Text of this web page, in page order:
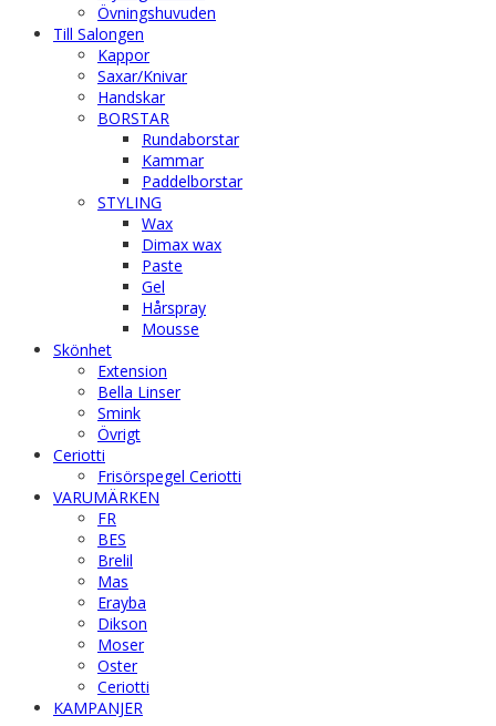
Övningshuvuden
Till Salongen
Kappor
Saxar/Knivar
Handskar
BORSTAR
Rundaborstar
Kammar
Paddelborstar
STYLING
Wax
Dimax wax
Paste
Gel
Hårspray
Mousse
Skönhet
Extension
Bella Linser
Smink
Övrigt
Ceriotti
Frisörspegel Ceriotti
VARUMÄRKEN
FR
BES
Brelil
Mas
Erayba
Dikson
Moser
Oster
Ceriotti
KAMPANJER